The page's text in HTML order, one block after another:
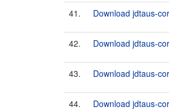
41. Download jdtaus-
42. Download jdtaus-
43. Download jdtaus-
44. Download jdtaus-